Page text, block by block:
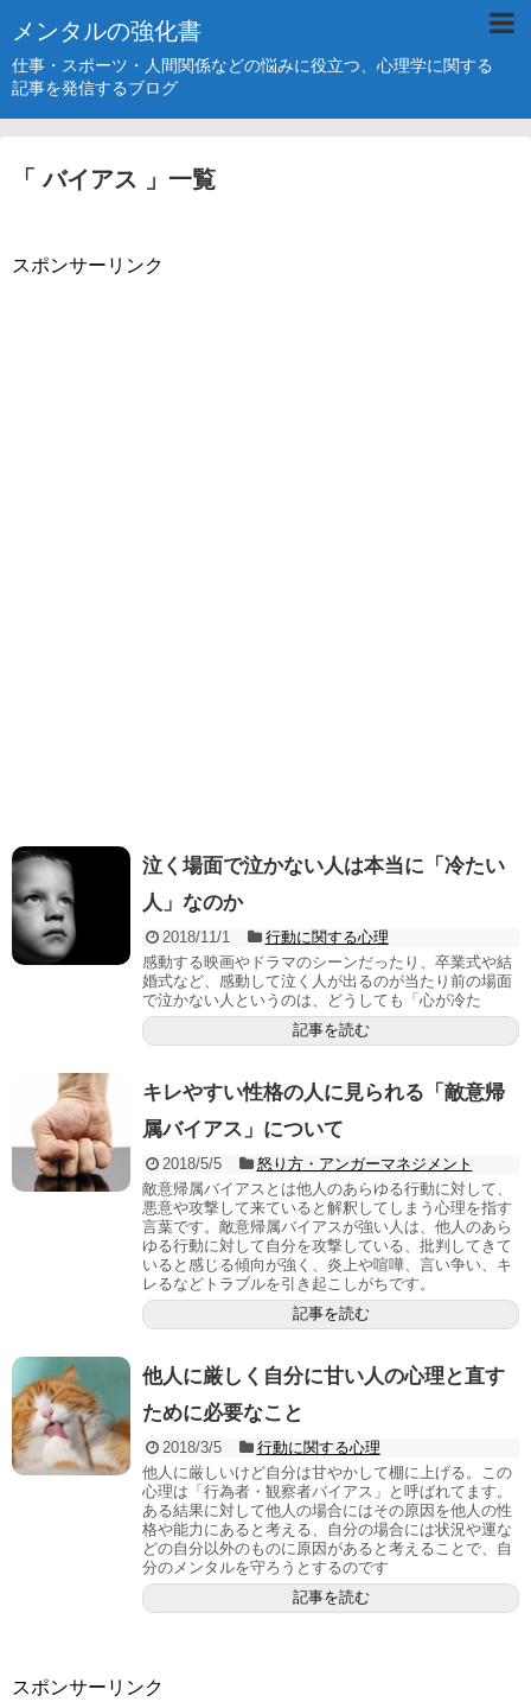
メンタルの強化書
仕事・スポーツ・人間関係などの悩みに役立つ、心理学に関する
記事を発信するブログ
「 バイアス 」一覧
スポンサーリンク
泣く場面で泣かない人は本当に「冷たい
人」なのか
2018/11/1
行動に関する心理
感動する映画やドラマのシーンだったり、卒業式や結
婚式など、感動して泣く人が出るのが当たり前の場面
で泣かない人というのは、どうしても「心が冷た
記事を読む
キレやすい性格の人に見られる「敵意帰
属バイアス」について
2018/5/5
怒り方・アンガーマネジメント
敵意帰属バイアスとは他人のあらゆる行動に対して、
悪意や攻撃して来ていると解釈してしまう心理を指す
言葉です。敵意帰属バイアスが強い人は、他人のあら
ゆる行動に対して自分を攻撃している、批判してきて
いると感じる傾向が強く、炎上や喧嘩、言い争い、キ
レるなどトラブルを引き起こしがちです。
記事を読む
他人に厳しく自分に甘い人の心理と直す
ために必要なこと
2018/3/5
行動に関する心理
他人に厳しいけど自分は甘やかして棚に上げる。この
心理は「行為者・観察者バイアス」と呼ばれてます。
ある結果に対して他人の場合にはその原因を他人の性
格や能力にあると考える、自分の場合には状況や運な
どの自分以外のものに原因があると考えることで、自
分のメンタルを守ろうとするのです
記事を読む
スポンサーリンク